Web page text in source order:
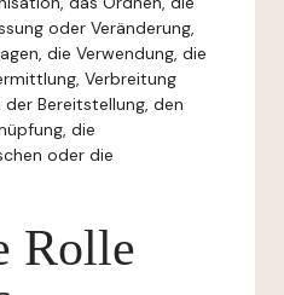
oder Veränderung,
die Verwendung, die
Verbreitung
Bereitstellung, den
die
oder die
Rolle